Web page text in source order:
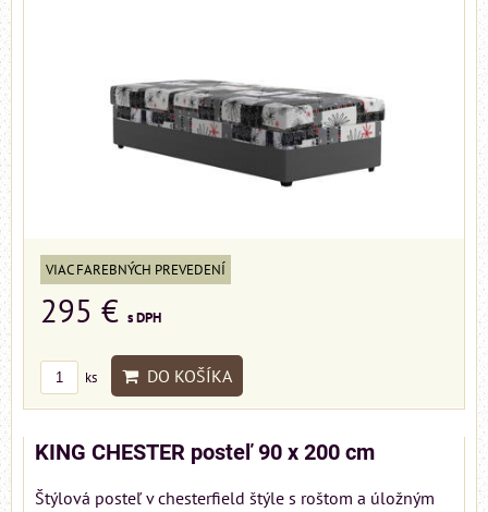
VIAC FAREBNÝCH PREVEDENÍ
295 € s DPH
ks DO KOŠÍKA
KING CHESTER posteľ 90 x 200 cm
Štýlová posteľ v chesterfield štýle s roštom a úložným